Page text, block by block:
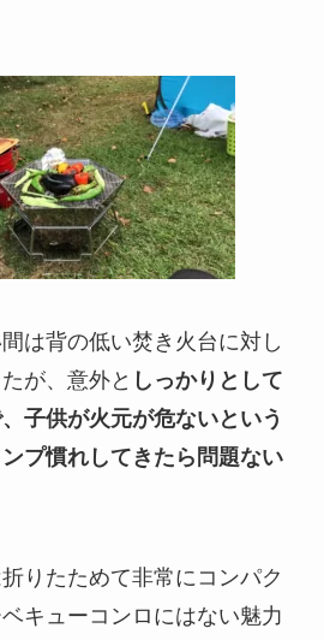
は背の低い焚き火台に対し
が、意外と しっかりとして
子供が火元が危ないという
プ慣れしてきたら問題ない
りたためて非常にコンパク
キューコンロにはない魅力